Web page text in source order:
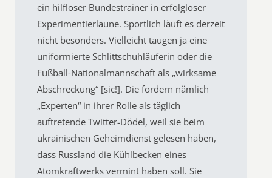
ein hilfloser Bundestrainer in erfolgloser
Experimentierlaune. Sportlich läuft es derzeit
nicht besonders. Vielleicht taugen ja eine
uniformierte Schlittschuhläuferin oder die
Fußball-Nationalmannschaft als „wirksame
Abschreckung“ [sic!]. Die fordern nämlich
„Experten“ in ihrer Rolle als täglich
auftretende Twitter-Dödel, weil sie beim
ukrainischen Geheimdienst gelesen haben,
dass Russland die Kühlbecken eines
Atomkraftwerks vermint haben soll. Sie